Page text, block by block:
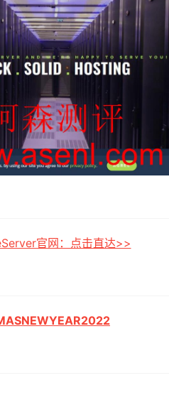
官网：点击直达>>
2022